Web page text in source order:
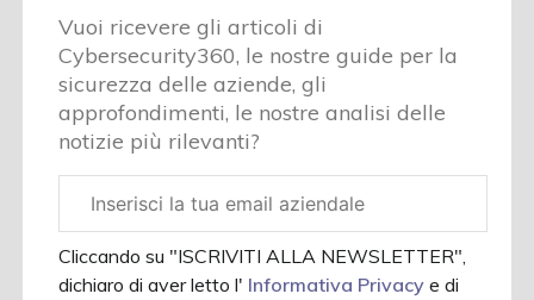
Vuoi ricevere gli articoli di
Cybersecurity360, le nostre guide per la
sicurezza delle aziende, gli
approfondimenti, le nostre analisi delle
notizie più rilevanti?
aziendale
Cliccando su "ISCRIVITI ALLA NEWSLETTER",
dichiaro di aver letto l' Informativa Privacye di